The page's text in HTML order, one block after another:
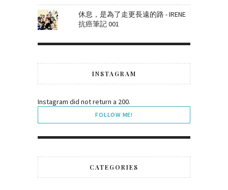
休息，是為了走更長遠的路 - IRENE
抗癌筆記 001
INSTAGRAM
Instagram did not return a 200.
FOLLOW ME!
CATEGORIES